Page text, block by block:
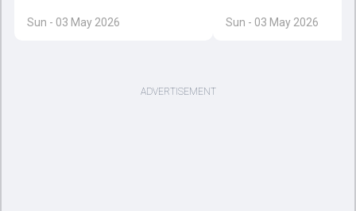
Sun - 03 May 2026 Sun - 03 May 2026